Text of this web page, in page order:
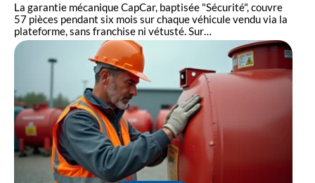
La garantie mécanique CapCar, baptisée "Sécurité", couvre
57 pièces pendant six mois sur chaque véhicule vendu via la
plateforme, sans franchise ni vétusté. Sur…